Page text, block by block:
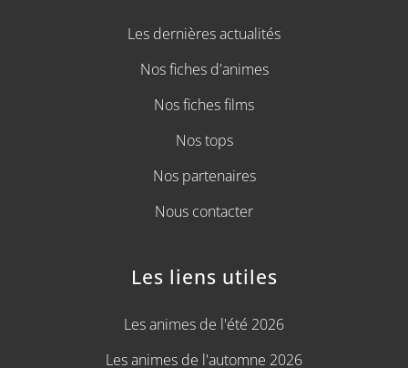
Les dernières actualités
Nos fiches d'animes
Nos fiches films
Nos tops
Nos partenaires
Nous contacter
Les liens utiles
Les animes de l'été 2026
Les animes de l'automne 2026